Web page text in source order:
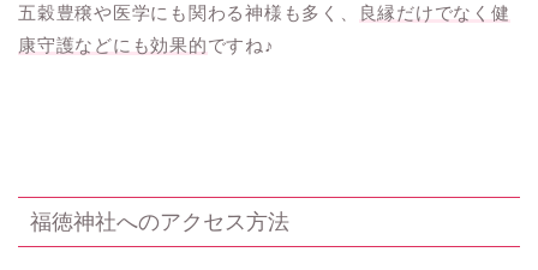
五穀豊穣や医学にも関わる神様も多く、
良縁だけでなく健
康守護などにも効果的ですね♪
福徳神社へのアクセス方法